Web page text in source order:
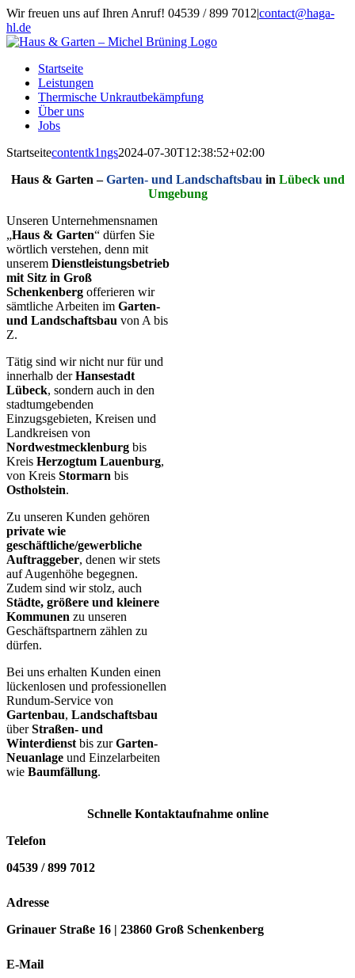
Zum
Inhalt
springen
Wir freuen uns auf Ihren Anruf! 04539 / 899 7012|contact@haga-
hl.de
Facebook
Instagram
Startseite
Leistungen
Thermische Unkrautbekämpfung
Über uns
Jobs
Startseitecontentk1ngs2024-07-30T12:38:52+02:00
Haus & Garten –Garten- und Landschaftsbau in Lübeck und
Umgebung
Unseren Unternehmensnamen
„Haus & Garten“ dürfen Sie
wörtlich verstehen, denn mit
unserem Dienstleistungsbetrieb
mit Sitz in Groß
Schenkenberg offerieren wir
sämtliche Arbeiten im Garten-
und Landschaftsbau von A bis
Z.
Tätig sind wir nicht nur für und
innerhalb derHansestadt
Lübeck, sondern auch in den
stadtumgebenden
Einzugsgebieten, Kreisen und
Landkreisen von
Nordwestmecklenburg bis
Kreis Herzogtum Lauenburg,
von Kreis Stormarn bis
Ostholstein.
Zu unseren Kunden gehören
private wie
geschäftliche/gewerbliche
Auftraggeber, denen wir stets
auf Augenhöhe begegnen.
Zudem sind wir stolz, auch
Städte, größere und kleinere
Kommunen zu unseren
Geschäftspartnern zählen zu
dürfen.
Bei uns erhalten Kunden einen
lückenlosen und professionellen
Rundum-Service von
Gartenbau, Landschaftsbau
überStraßen- und
Winterdienst bis zurGarten-
Neuanlage und Einzelarbeiten
wie Baumfällung.
Schnelle Kontaktaufnahme online
Telefon
04539 / 899 7012
Adresse
Grinauer Straße 16 | 23860 Groß Schenkenberg
E-Mail